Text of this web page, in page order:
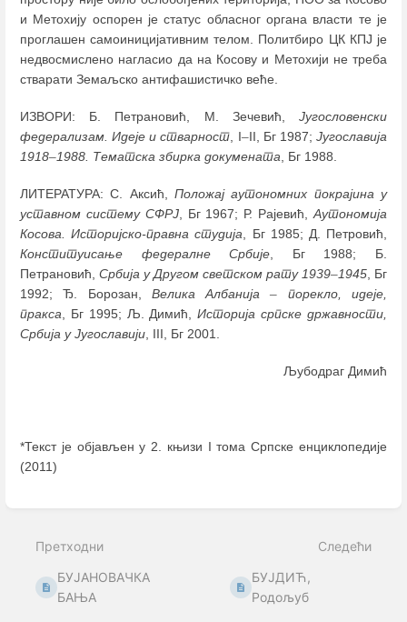
и Метохију оспорен је статус обласног органа власти те је
проглашен самоиницијативним телом. Политбиро ЦК КПЈ је
недвосмислено нагласио да на Косову и Метохији не треба
стварати Земаљско антифашистичко веће.
ИЗВОРИ: Б. Петрановић, М. Зечевић, Југословенски
федерализам. Идеје и стварност , I–II, Бг 1987;Југославија
1918–1988. Тематска збирка докумената , Бг 1988.
ЛИТЕРАТУРА: С. Аксић, Положај аутономних покрајина у
уставном систему СФРЈ, Бг 1967; Р. Рајевић,Аутономија
Косова. Историјско-правна студија , Бг 1985; Д. Петровић,
Конституисање федералне Србије , Бг 1988; Б.
Петрановић, Србија у Другом светском рату 1939–1945 , Бг
1992; Ђ. Борозан, Велика Албанија– порекло, идеје,
пракса , Бг 1995; Љ. Димић,Историја српске државности,
Србија у Југославији , III, Бг 2001.
Љубодраг Димић
*Текст је објављен у 2. књизи I тома Српске енциклопедије
(2011)
mode
Претходни
БУЈАНОВАЧКА
БАЊА
Следећи
БУЈДИЋ,
Родољуб